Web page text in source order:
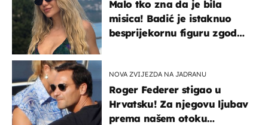
Malo tko zna da je bila
misica! Badić je istaknuo
besprijekornu figuru zgodne
NOVA ZVIJEZDA NA JADRANU
Roger Federer stigao u
Hrvatsku! Za njegovu ljubav
prema našem otoku